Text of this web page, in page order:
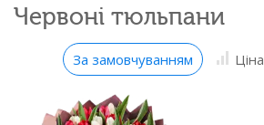
Червоні тюльпани
За замовчуванням Ціна